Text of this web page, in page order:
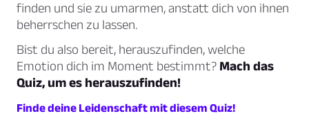
finden und sie zu umarmen, anstatt dich von ihnen
beherrschen zu lassen.
Bist du also bereit, herauszufinden, welche
Emotion dich im Moment bestimmt? Mach das
Quiz, um es herauszufinden!
Finde deine Leidenschaft mit diesem Quiz!